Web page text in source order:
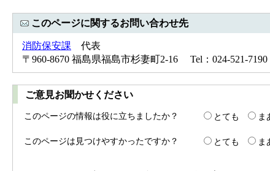
このページに関するお問い合わせ先
消防保安課 代表
〒960-8670 福島県福島市杉妻町2-16 Tel：024-521-
ご意見お聞かせください
このページの情報は役に立ちましたか？ とても ま
このページは見つけやすかったですか？
とても ま